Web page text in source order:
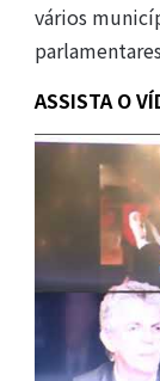
vários
ASSISTA O